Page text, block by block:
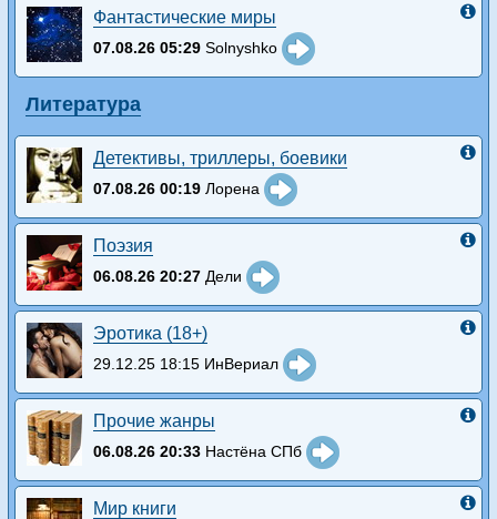
Фантастические миры
07.08.26 05:29 Solnyshko
Литература
Детективы, триллеры, боевики
07.08.26 00:19 Лорена
Поэзия
06.08.26 20:27 Дели
Эротика (18+)
29.12.25 18:15 ИнВериал
Прочие жанры
06.08.26 20:33 Настёна СПб
Мир книги